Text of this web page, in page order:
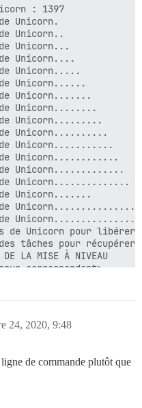
24, 2020, 9:48
de commande plutôt que